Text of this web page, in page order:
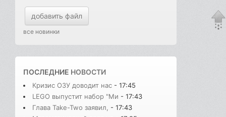
добавить файл
все новинки
ПОСЛЕДНИЕ НОВОСТИ
Кризис ОЗУ доводит нас - 17:45
LEGO выпустит набор "Ми - 17:43
Глава Take-Two заявил, - 17:43